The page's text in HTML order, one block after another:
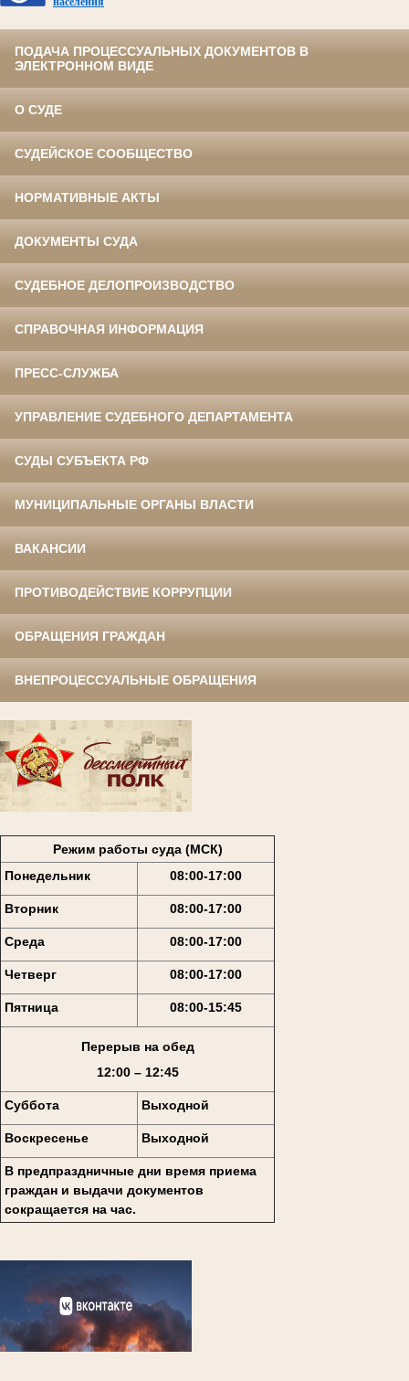
ПОДАЧА ПРОЦЕССУАЛЬНЫХ ДОКУМЕНТОВ В
ЭЛЕКТРОННОМ ВИДЕ
О СУДЕ
СУДЕЙСКОЕ СООБЩЕСТВО
НОРМАТИВНЫЕ АКТЫ
ДОКУМЕНТЫ СУДА
СУДЕБНОЕ ДЕЛОПРОИЗВОДСТВО
СПРАВОЧНАЯ ИНФОРМАЦИЯ
ПРЕСС-СЛУЖБА
УПРАВЛЕНИЕ СУДЕБНОГО ДЕПАРТАМЕНТА
СУДЫ СУБЪЕКТА РФ
МУНИЦИПАЛЬНЫЕ ОРГАНЫ ВЛАСТИ
ВАКАНСИИ
ПРОТИВОДЕЙСТВИЕ КОРРУПЦИИ
ОБРАЩЕНИЯ ГРАЖДАН
ВНЕПРОЦЕССУАЛЬНЫЕ ОБРАЩЕНИЯ
Режим работы суда (МСК)
Понедельник
08:00-17:00
Вторник 08:00-17:00
Среда 08:00-17:00
Четверг 08:00-17:00
Пятница 08:00-15:45
Перерыв на обед
12:00 – 12:45
Суббота Выходной
Воскресенье Выходной
В предпраздничные дни время приема
граждан и выдачи документов
сокращается на час.